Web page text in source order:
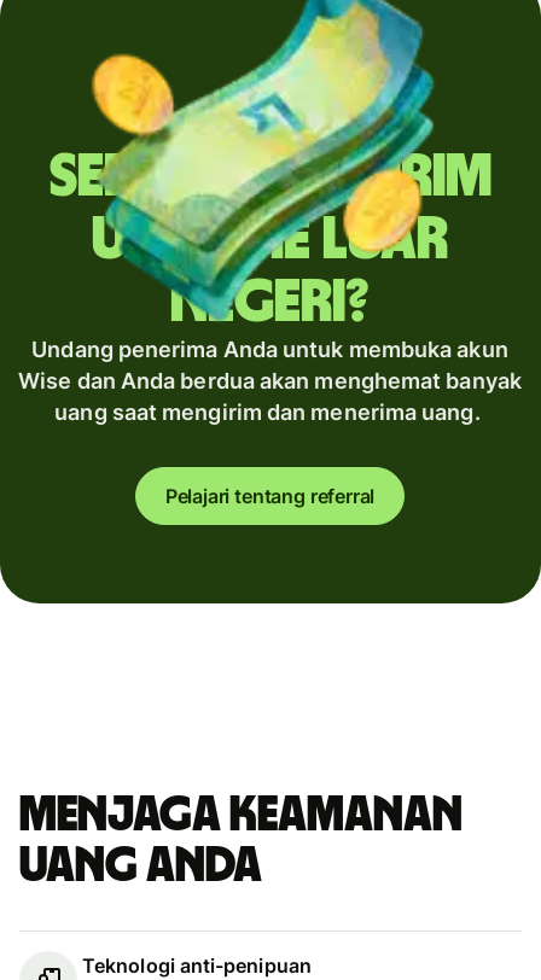
Sering mengirim
uang ke luar
negeri?
Undang penerima Anda untuk membuka akun
Wise dan Anda berdua akan menghemat banyak
uang saat mengirim dan menerima uang.
Pelajari tentang referral
Menjaga keamanan
uang Anda
Teknologi anti-penipuan